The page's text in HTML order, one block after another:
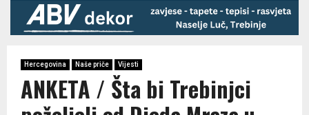
MENU
Hercegovina Naše priče Vijesti
ANKETA / Šta bi Trebinjci